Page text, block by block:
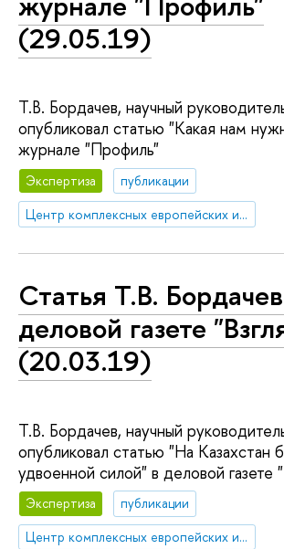
(29.05.19)
Т.В. Бордачев, научный
опубликовал статью "Какая нам
журнале "Профиль"
Экспертиза
публикации
Центр комплексных европейских и международных исследований (ЦКЕМИ)
Статья Т.В.
деловой газете
(20.03.19)
Т.В. Бордачев, научный
опубликовал статью "На Казахстан
удвоенной силой" в деловой газете
Экспертиза
публикации
Центр комплексных европейских и международных исследований (ЦКЕМИ)